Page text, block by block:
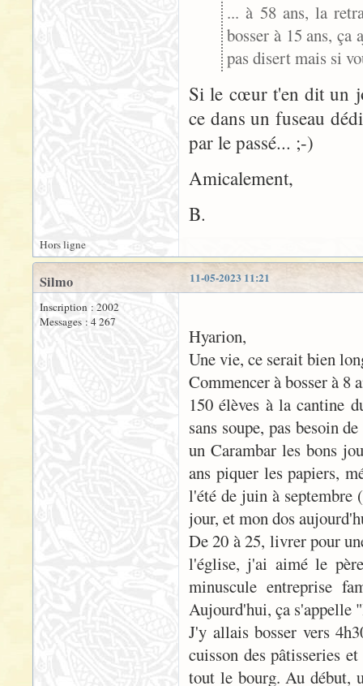
... à 58 ans, la
bosser à 15 ans,
pas disert mais si
Si le cœur t'en dit un
ce dans un fuseau
par le passé... ;-)
Amicalement,
B.
Hors ligne
11-05-2023 11:21
Silmo
Inscription : 2002
Messages : 4 267
Hyarion,
Une vie, ce serait bien
Commencer à bosser à 8
150 élèves à la cantine
sans soupe, pas besoin
un Carambar les bons
ans piquer les papiers,
l'été de juin à septembre
jour, et mon dos
De 20 à 25, livrer pour
l'église, j'ai aimé le
minuscule entreprise
Aujourd'hui, ça s'appelle
J'y allais bosser vers
cuisson des pâtisseries
tout le bourg. Au début,